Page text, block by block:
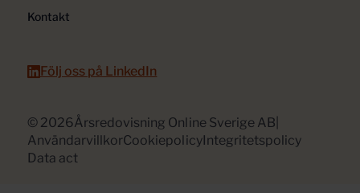
Kontakt
Följ oss på LinkedIn
© 2026Årsredovisning Online Sverige AB
AnvändarvillkorCookiepolicyIntegritetspolicy
Data act